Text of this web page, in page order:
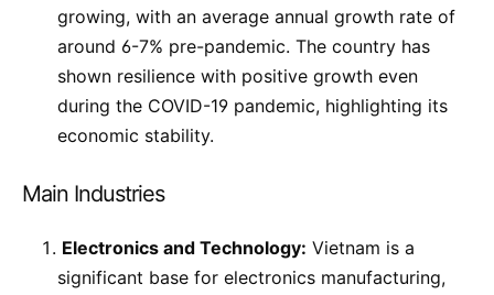
growing, with an average annual growth rate of
around 6-7% pre-pandemic. The country has
shown resilience with positive growth even
during the COVID-19 pandemic, highlighting its
economic stability.
Main Industries
Electronics and Technology: Vietnam is a
significant base for electronics manufacturing,